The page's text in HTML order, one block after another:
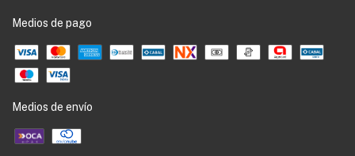
Medios de pago
Medios de envío